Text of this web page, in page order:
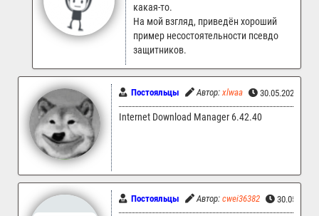
какая-то.
На мой взгляд, приведён хороший
пример несостоятельности псевдо
защитников.
Постояльцы Автор: xlwaa 30.05.2025
Internet Download Manager 6.42.40
Постояльцы Автор: cwei36382